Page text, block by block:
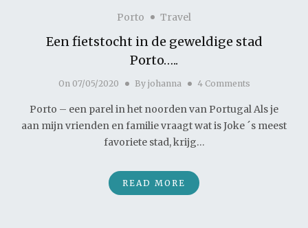
Porto Travel
Een fietstocht in de geweldige stad
Porto…..
On07/05/2020 By johanna 4 Comments
Porto – een parel in het noorden van Portugal Als je
aan mijn vrienden en familie vraagt wat is Joke ´s meest
favoriete stad, krijg…
READ MORE